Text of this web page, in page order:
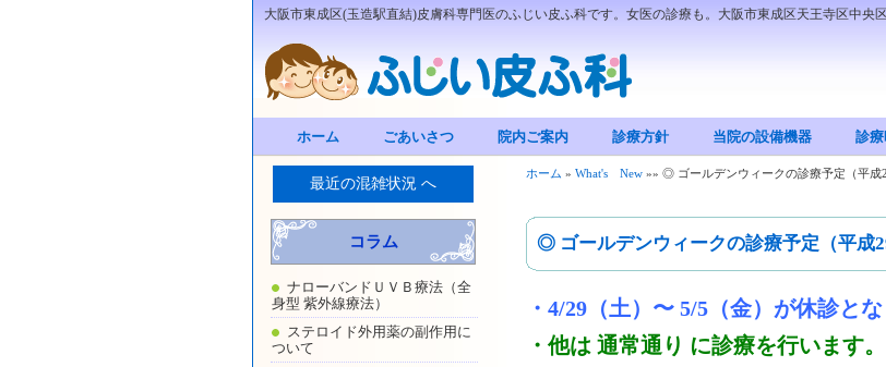
大阪市東成区(玉造駅直結)皮膚科専門医のふじい皮ふ科です。女医の診療も。大阪市東成区天王寺区中央
ホーム ごあいさつ 院内ご案内 診療方針 当院の設備機器 診
ホーム » What's New »» ◎ ゴールデンウィークの診療予定（平成
◎ ゴールデンウィークの診療予定（平成
・4/29（土）〜 5/5（金）が休診とな
・他は 通常通り に診療を行います。
最近の混雑状況 へ
コラム
ナローバンドＵＶＢ療法（全
身型 紫外線療法）
ステロイド外用薬の副作用に
ついて